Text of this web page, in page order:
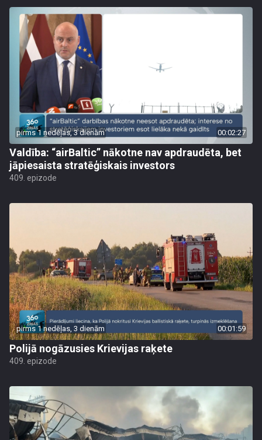
pirms 1 nedēļas, 3 dienām 00:02:27
Valdība: “airBaltic” nākotne nav apdraudēta, bet
jāpiesaista stratēģiskais investors
409. epizode
pirms 1 nedēļas, 3 dienām 00:01:59
Polijā nogāzusies Krievijas raķete
409. epizode